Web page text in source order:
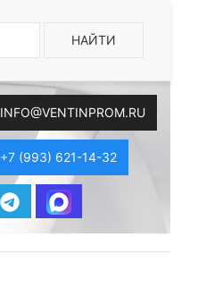
НАЙТИ
INFO@VENTINPROM.RU
+7 (993) 621-14-32